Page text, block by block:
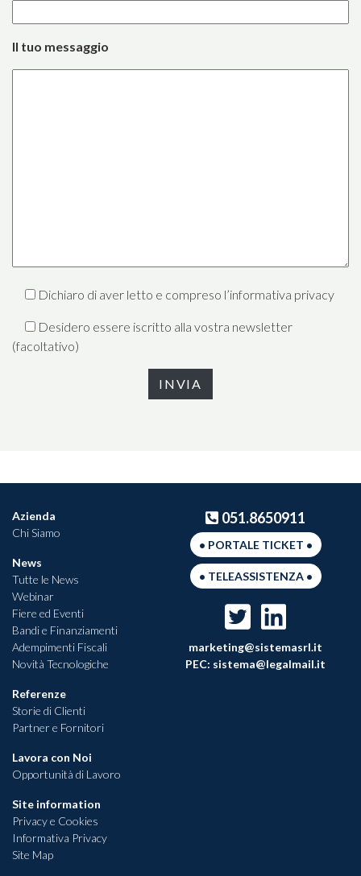
Il tuo messaggio
Dichiaro di aver letto e compreso l’informativa privacy
Desidero essere iscritto alla vostra newsletter
(facoltativo)
Azienda
Chi Siamo
News
Tutte le News
Webinar
Fiere ed Eventi
Bandi e Finanziamenti
Adempimenti Fiscali
Novità Tecnologiche
Referenze
Storie di Clienti
Partner e Fornitori
Lavora con Noi
Opportunità di Lavoro
Site information
Privacy e Cookies
Informativa Privacy
Site Map
051.8650911
• PORTALE TICKET •
• TELEASSISTENZA •
marketing@sistemasrl.it
PEC: sistema@legalmail.it